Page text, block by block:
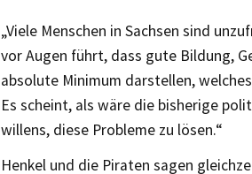
„Viele Menschen in Sachsen sind
vor Augen führt, dass gute Bildung,
absolute Minimum darstellen,
Es scheint, als wäre die bisherige
willens, diese Probleme zu lösen.“
Henkel und die Piraten sagen